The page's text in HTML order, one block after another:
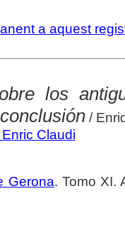
a aquest
los
/
Claudi
Gerona. Tomo XI.